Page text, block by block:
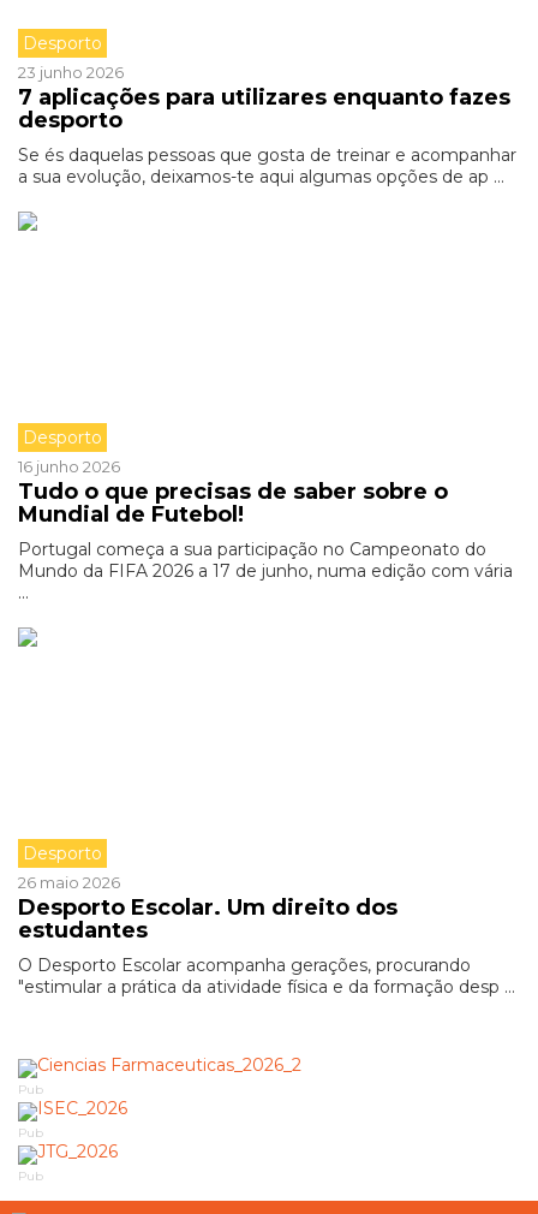
Desporto
23 junho 2026
7 aplicações para utilizares enquanto fazes
desporto
Se és daquelas pessoas que gosta de treinar e acompanhar
a sua evolução, deixamos-te aqui algumas opções de ap ...
Desporto
16 junho 2026
Tudo o que precisas de saber sobre o
Mundial de Futebol!
Portugal começa a sua participação no Campeonato do
Mundo da FIFA 2026 a 17 de junho, numa edição com vária
...
Desporto
26 maio 2026
Desporto Escolar. Um direito dos
estudantes
O Desporto Escolar acompanha gerações, procurando
"estimular a prática da atividade física e da formação desp ...
Pub
Pub
Pub